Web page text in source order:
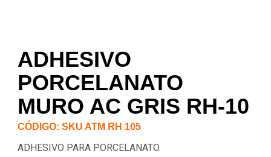
ADHESIVO
PORCELANATO
MURO AC GRIS RH-10
CÓDIGO: SKU ATM RH 105
ADHESIVO PARA PORCELANATO.